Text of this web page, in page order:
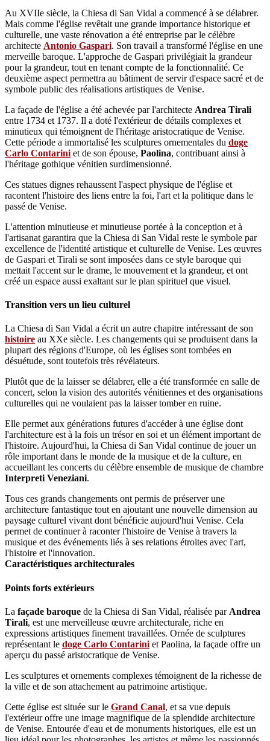
Au XVIIe siècle, la Chiesa di San Vidal a commencé à se délabrer.
Mais comme l'église revêtait une grande importance historique et
culturelle, une vaste rénovation a été entreprise par le célèbre
architecte Antonio Gaspari. Son travail a transformé l'église en une
merveille baroque. L'approche de Gaspari privilégiait la grandeur
pour la grandeur, tout en tenant compte de la fonctionnalité. Ce
deuxième aspect permettra au bâtiment de servir d'espace sacré et de
symbole public des réalisations artistiques de Venise.
La façade de l'église a été achevée par l'architecte Andrea Tirali
entre 1734 et 1737. Il a doté l'extérieur de détails complexes et
minutieux qui témoignent de l'héritage aristocratique de Venise.
Cette période a immortalisé les sculptures ornementales du doge
Carlo Contarini et de son épouse, Paolina, contribuant ainsi à
l'héritage gothique vénitien surdimensionné.
Ces statues dignes rehaussent l'aspect physique de l'église et
racontent l'histoire des liens entre la foi, l'art et la politique dans le
passé de Venise.
L'attention minutieuse et minutieuse portée à la conception et à
l'artisanat garantira que la Chiesa di San Vidal reste le symbole par
excellence de l'identité artistique et culturelle de Venise. Les œuvres
de Gaspari et Tirali se sont imposées dans ce style baroque qui
mettait l'accent sur le drame, le mouvement et la grandeur, et ont
créé un espace aussi exaltant sur le plan spirituel que visuel.
Transition vers un lieu culturel
La Chiesa di San Vidal a écrit un autre chapitre intéressant de son
histoire au XXe siècle. Les changements qui se produisent dans la
plupart des régions d'Europe, où les églises sont tombées en
désuétude, sont toutefois très révélateurs.
Plutôt que de la laisser se délabrer, elle a été transformée en salle de
concert, selon la vision des autorités vénitiennes et des organisations
culturelles qui ne voulaient pas la laisser tomber en ruine.
Elle permet aux générations futures d'accéder à une église dont
l'architecture est à la fois un trésor en soi et un élément important de
l'histoire. Aujourd'hui, la Chiesa di San Vidal continue de jouer un
rôle important dans le monde de la musique et de la culture, en
accueillant les concerts du célèbre ensemble de musique de chambre
Interpreti Veneziani.
Tous ces grands changements ont permis de préserver une
architecture fantastique tout en ajoutant une nouvelle dimension au
paysage culturel vivant dont bénéficie aujourd'hui Venise. Cela
permet de continuer à raconter l'histoire de Venise à travers la
musique et des événements liés à ses relations étroites avec l'art,
l'histoire et l'innovation.
Caractéristiques architecturales
Points forts extérieurs
La façade baroque de la Chiesa di San Vidal, réalisée par Andrea
Tirali, est une merveilleuse œuvre architecturale, riche en
expressions artistiques finement travaillées. Ornée de sculptures
représentant le doge Carlo Contarini et Paolina, la façade offre un
aperçu du passé aristocratique de Venise.
Les sculptures et ornements complexes témoignent de la richesse de
la ville et de son attachement au patrimoine artistique.
Cette église est située sur le Grand Canal, et sa vue depuis
l'extérieur offre une image magnifique de la splendide architecture
de Venise. Entourée d'eau et de monuments historiques, elle est un